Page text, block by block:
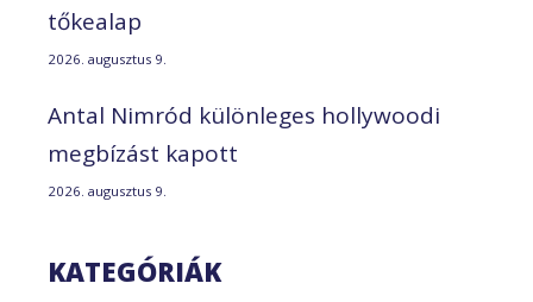
tőkealap
2026. augusztus 9.
Antal Nimród különleges hollywoodi
megbízást kapott
2026. augusztus 9.
KATEGÓRIÁK